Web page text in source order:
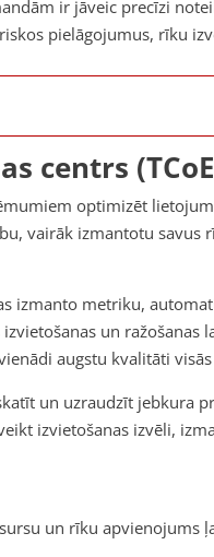
ir jāveic precīzi
pielāgojumus, rīku
centrs
optimizēt
vairāk izmantotu savus
izmanto metriku,
un ražošanas
augstu kvalitāti
un uzraudzīt jebkura
izvietošanas izvēli,
un rīku apvienojums